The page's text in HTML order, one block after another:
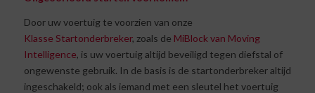
Door uw voertuig te voorzien van onze
Klasse Startonderbreker, zoals de MiBlock van Moving
Intelligence, is uw voertuig altijd beveiligd tegen diefstal of
ongewenste gebruik. In de basis is de startonderbreker altijd
ingeschakeld; ook als iemand met een sleutel het voertuig